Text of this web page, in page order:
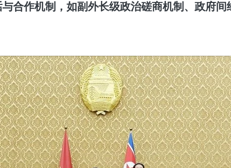
合作机制，如副外长级政治磋商机制、政府